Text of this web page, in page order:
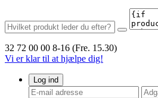
32 72 00 00 8-16 (Fre. 15.30)
Vi er klar til at hjælpe dig!
Log ind